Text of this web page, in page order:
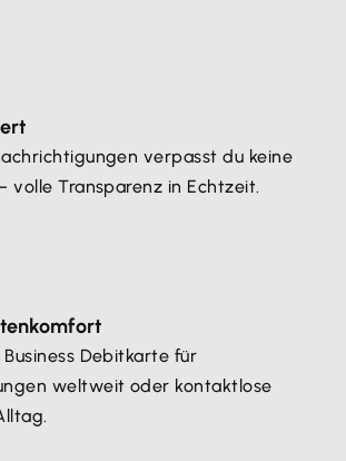
verpasst du keine
volle Transparenz in Echtzeit.
Debitkarte für
weltweit oder kontaktlose